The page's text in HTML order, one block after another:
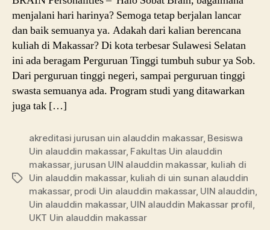
menjalani hari harinya? Semoga tetap berjalan lancar
dan baik semuanya ya. Adakah dari kalian berencana
kuliah di Makassar? Di kota terbesar Sulawesi Selatan
ini ada beragam Perguruan Tinggi tumbuh subur ya Sob.
Dari perguruan tinggi negeri, sampai perguruan tinggi
swasta semuanya ada. Program studi yang ditawarkan
juga tak […]
Tags
akreditasi jurusan uin alauddin makassar, Besiswa
Uin alauddin makassar, Fakultas Uin alauddin
makassar, jurusan UIN alauddin makassar, kuliah di
Uin alauddin makassar, kuliah di uin sunan alauddin
makassar, prodi Uin alauddin makassar, UIN alauddin,
Uin alauddin makassar, UIN alauddin Makassar profil,
UKT Uin alauddin makassar